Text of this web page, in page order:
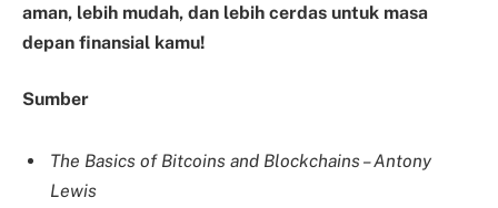
aman, lebih mudah, dan lebih cerdas untuk masa
depan finansial kamu!
Sumber
The Basics of Bitcoins and Blockchains – Antony
Lewis